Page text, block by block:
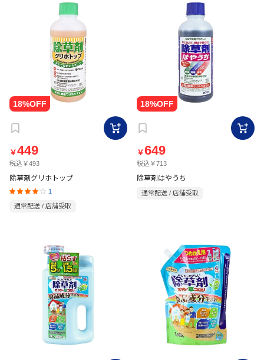
￥449
税込￥493
除草剤グリホトップ
1
通常配送 / 店舗受取
￥649
税込￥713
除草剤はやうち
通常配送 / 店舗受取